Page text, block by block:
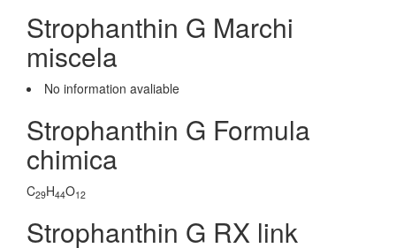
Strophanthin G Marchi
miscela
No information avaliable
Strophanthin G Formula
chimica
C29H44O12
Strophanthin G RX link